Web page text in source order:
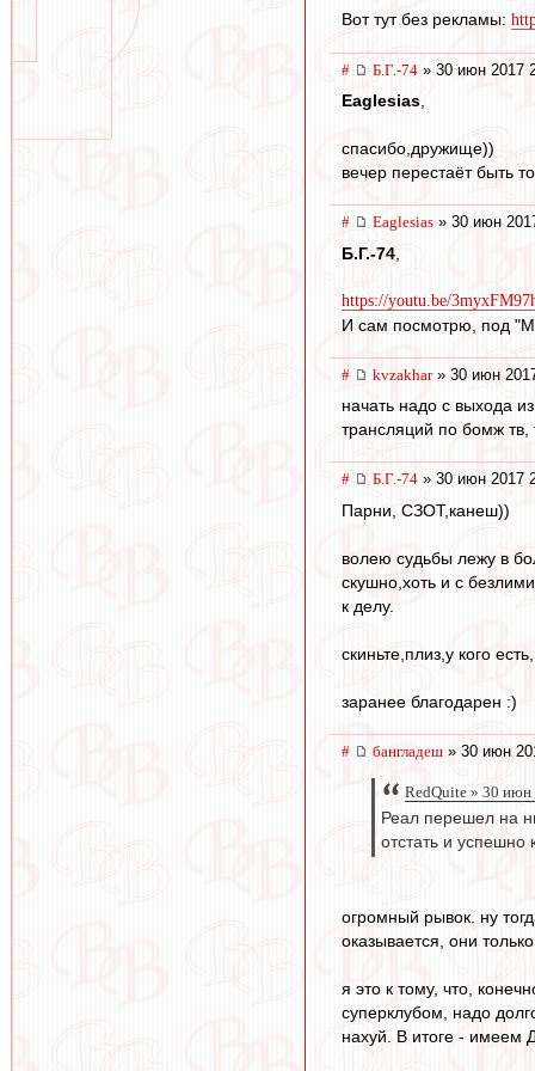
Вот тут без рекламы:
# Б.Г.-74 » 30 июн 2017
Eaglesias
спасибо,дружище))
вечер перестаёт быть
# Eaglesias » 30 июн
Б.Г.-74
https://youtu.be/
И сам посмотрю, под
# kvzakhar» 30 июн
начать надо с выхода
трансляций по бомж тв,
# Б.Г.-74 » 30 июн 2017
Парни, СЗОТ,канеш))
волею судьбы лежу в
скушно,хоть и с
к делу.
скиньте,плиз,у кого
заранее благодарен :)
# бангладеш » 30 июн
RedQuite » 30
Реал перешел на
отстать и успешно
огромный рывок. ну
оказывается, они
я это к тому, что,
суперклубом, надо
нахуй. В итоге - имеем